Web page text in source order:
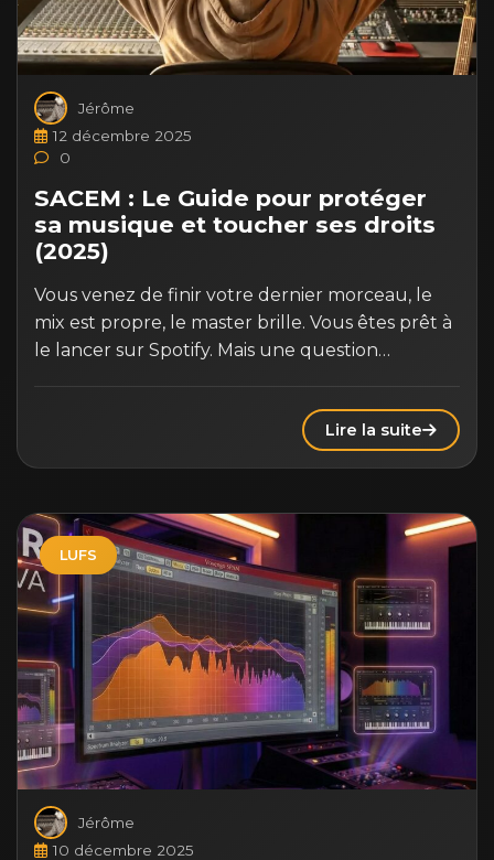
Jérôme
12 décembre 2025
0
SACEM : Le Guide pour protéger
sa musique et toucher ses droits
(2025)
Vous venez de finir votre dernier morceau, le
mix est propre, le master brille. Vous êtes prêt à
le lancer sur Spotify. Mais une question…
Lire la suite
LUFS
Jérôme
10 décembre 2025